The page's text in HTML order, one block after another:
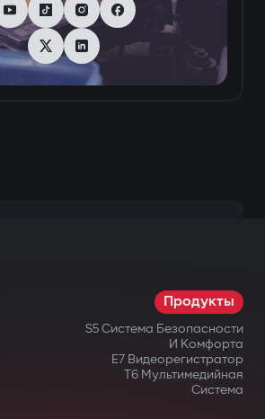
Продукты
S5 Система Безопасности
И Комфорта
E7 Видеорегистратор
T6 Мультимедийная
Система